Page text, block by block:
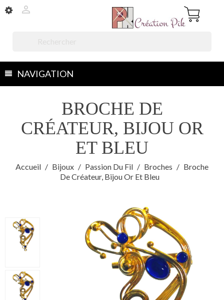


NAVIGATION
BROCHE DE
CRÉATEUR, BIJOU OR
ET BLEU
Accueil Bijoux Passion Du Fil Broches
Broche
De Créateur, Bijou Or Et Bleu